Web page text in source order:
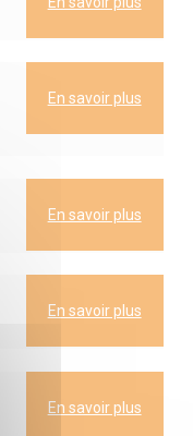
En savoir plus
En savoir plus
En savoir plus
En savoir plus